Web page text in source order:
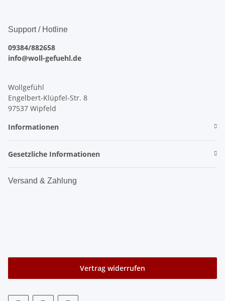
Support / Hotline
09384/882658
info@woll-gefuehl.de
Wollgefühl
Engelbert-Klüpfel-Str. 8
97537 Wipfeld
Informationen
Gesetzliche Informationen
Versand & Zahlung
Vertrag widerrufen